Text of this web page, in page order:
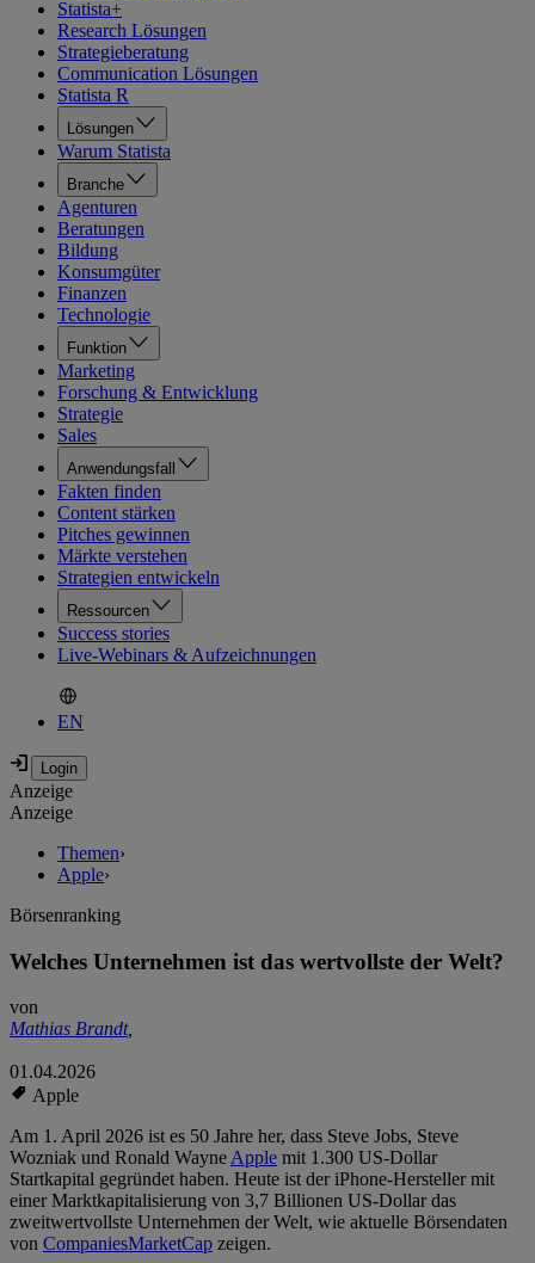
Statista+
Research Lösungen
Strategieberatung
Communication Lösungen
Statista R
Lösungen
Warum Statista
Branche
Agenturen
Beratungen
Bildung
Konsumgüter
Finanzen
Technologie
Funktion
Marketing
Forschung & Entwicklung
Strategie
Sales
Anwendungsfall
Fakten finden
Content stärken
Pitches gewinnen
Märkte verstehen
Strategien entwickeln
Ressourcen
Success stories
Live-Webinars & Aufzeichnungen
EN
Anzeige
Anzeige
Themen›
Apple›
Börsenranking
Welches Unternehmen ist das wertvollste der Welt?
von
Mathias Brandt,
01.04.2026
Apple
Am 1. April 2026 ist es 50 Jahre her, dass Steve Jobs, Steve
Wozniak und Ronald WayneApple mit 1.300 US-Dollar
Startkapital gegründet haben. Heute ist der iPhone-Hersteller mit
einer Marktkapitalisierung von 3,7 Billionen US-Dollar das
zweitwertvollste Unternehmen der Welt, wie aktuelle Börsendaten
von CompaniesMarketCap zeigen.